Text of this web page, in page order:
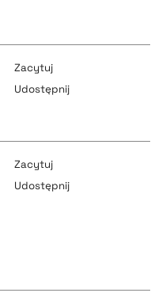
pobierz cytat
pobierz cytat
Zacytuj
Udostępnij
Zacytuj
Udostępnij